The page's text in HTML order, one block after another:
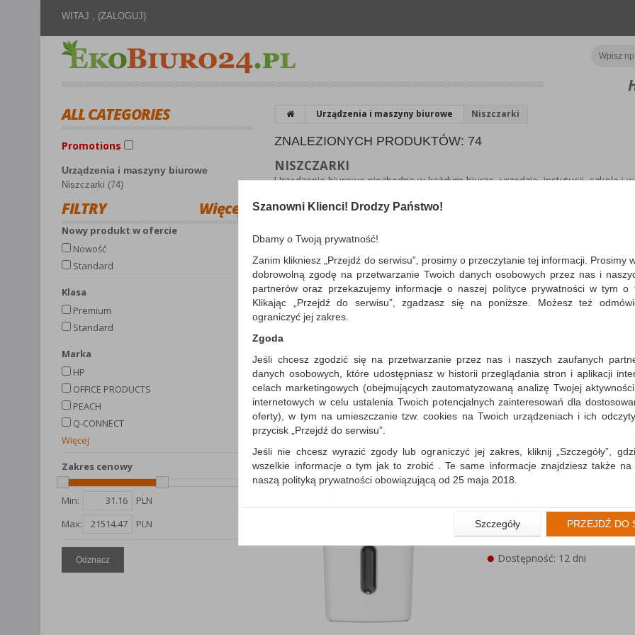
WITAJ , (ZALOGUJ)
ALL CATEGORIES
Promotions
Urządzenia i maszyny biurowe
Niszczarki (74)
FILTRY Więcej
Nowy produkt w ofercie
Nowość
Standard
Klasa
Premium
Standard
Marka
HP
OFFICE PRODUCTS
PEACH
Q-CONNECT
Więcej
Zakres cenowy
Min:
PLN
Max:
PLN
Odznacz
Urządzenia i maszyny biurowe Niszczarki
ZNALEZIONYCH PRODUKTÓW: 74
NISZCZARKI
Urządzenie biurowe niezbędne w każdym biurze, urzędzie, instytucji, szkole i
urządzenie do niszczenia poufnych, tajnych, osobistych, ważnych informacji.
jednej krawędzi, są również zaawansowane niszczarki, które do niszczenia
nie mogło zabraknąć w naszej ofercie. Posiadamy niszczarki o różnej
możliwością niszczenia kart kredytowych i płyt cd, 3w1, automatyczne,
jak konfetti, mikro ścinki i paski.
Sortuj po Pokaż produktów
folia do...
idealny zestaw do małego biura
niszczarkę szwajcarskiej firmy
Home Office A4...
Dostępność: TEL.
ścinki, P-4, 8kart., 15l,
niszczarka do użytku osobistego lub
biurze (do 3 osób)…
Dostępność: 12 dni
Szanowni Klienci! Drodzy Państwo!
Dbamy o Twoją prywatność!
Zanim klikniesz „Przejdź do serwisu”, prosimy o przeczytanie tej informacji. Prosimy
dobrowolną zgodę na przetwarzanie Twoich danych osobowych przez nas i
partnerów oraz przekazujemy informacje o naszej polityce prywatności w tym o
Klikając „Przejdź do serwisu”, zgadzasz się na poniższe. Możesz też
ograniczyć jej zakres.
Zgoda
Jeśli chcesz zgodzić się na przetwarzanie przez nas i naszych zaufanych
danych osobowych, które udostępniasz w historii przeglądania stron i aplikacji
celach marketingowych (obejmujących zautomatyzowaną analizę Twojej
internetowych w celu ustalenia Twoich potencjalnych zainteresowań dla
oferty), w tym na umieszczanie tzw. cookies na Twoich urządzeniach i ich
przycisk „Przejdź do serwisu”.
Jeśli nie chcesz wyrazić zgody lub ograniczyć jej zakres, kliknij „Szczegóły”,
wszelkie informacje o tym jak to zrobić . Te same informacje znajdziesz także
naszą polityką prywatności obowiązującą od 25 maja 2018.
W przypadku użytkowników zalogowanych, aby umożliwić prawidłową
Państwem i związane z tym prawidłowe działanie naszej strony www, a w
wysłanie potwierdzenia zamówienia na Państwa email lub wyświetlenie Państwu
informacji o promocjach czy cenach indywidualnych, ważna jest Państwa
Klauzula Informacyjna (rozwiń)
Szczegóły PRZEJDŹ DO